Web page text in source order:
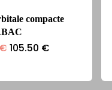
compacte
Le
198.00 €.
105.50 €Le
105.50 €.